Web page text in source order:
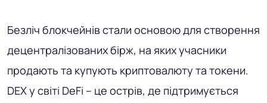
Безліч блокчейнів стали основою для створення
децентралізованих бірж, на яких учасники
продають та купують криптовалюту та токени.
DEX у світі DeFi – це острів, де підтримується